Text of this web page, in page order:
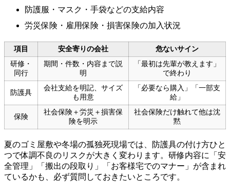
防護服・マスク・手袋などの支給内容
労災保険・雇用保険・損害保険の加入状況
項目 安全寄りの会社
危ないサイン
研修・
同行
期間・件数・内容まで説
明
「最初は先輩が教えます」
で終わり
防護具
会社支給を明記、サイズ
も用意
「必要なら購入」「一部支
給」
保険
社会保険＋労災＋損害保
険を明示
社会保険だけ触れて他は沈
黙
夏のゴミ屋敷や冬場の孤独死現場では、防護具の付け方ひと
つで体調不良のリスクが大きく変わります。研修内容に「安
全管理」「搬出の段取り」「お客様宅でのマナー」が含まれ
ているかも、必ず質問しておきたいところです。